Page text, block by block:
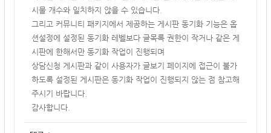
시물 개수와 일치하지 않을 수 있습니다.
그리고 커뮤니티 패키지에서 제공하는 게시판 동기화 기능은 옵
션설정에 설정된 동기화 레벨보다 글목록 권한이 작거나 같은 게
시판에 한해서만 동기화 작업이 진행되며
상담신청 게시판과 같이 사용자가 글보기 페이지에 접근이 불가
하도록 설정된 게시판은 동기화 작업이 진행되지 않는 점 참고해
주시기 바랍니다.
감사합니다.